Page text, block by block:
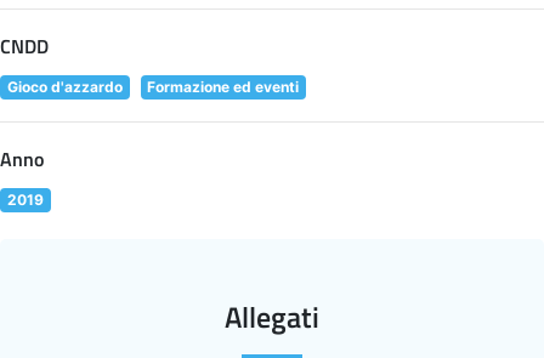
CNDD
Gioco d'azzardo Formazione ed eventi
Anno
2019
Allegati